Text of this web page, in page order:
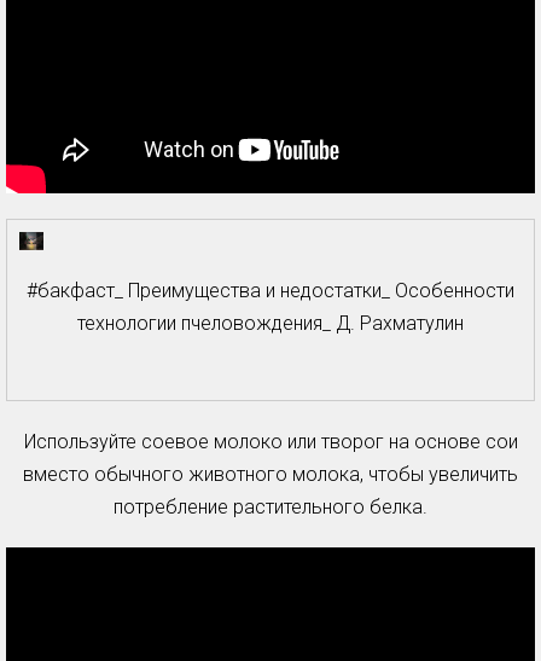
#бакфаст_ Преимущества и недостатки_ Особенности
технологии пчеловождения_ Д. Рахматулин
Используйте соевое молоко или творог на основе сои
вместо обычного животного молока, чтобы увеличить
потребление растительного белка.